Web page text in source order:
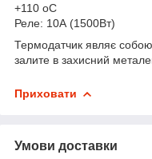
+110 oС
Реле: 10А (1500Вт)
Термодатчик являє
залите в захисний
Приховати
Умови доставки